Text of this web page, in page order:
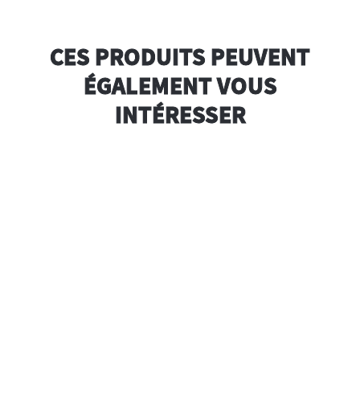
CES PRODUITS PEUVENT
ÉGALEMENT VOUS
INTÉRESSER